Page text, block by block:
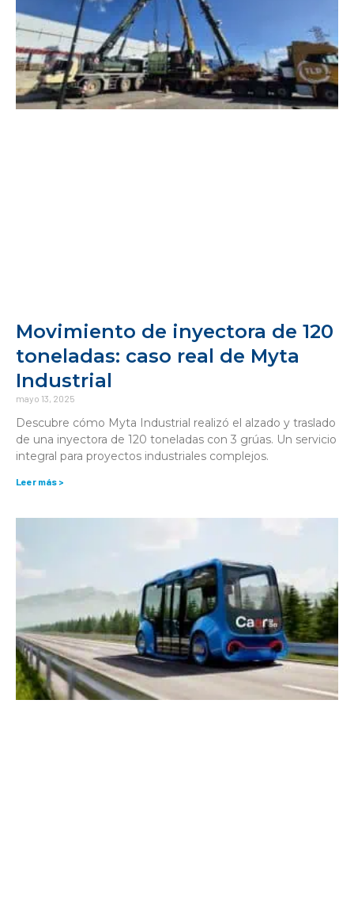
Movimiento de inyectora de 120
toneladas: caso real de Myta
Industrial
mayo 13, 2025
Descubre cómo Myta Industrial realizó el alzado y traslado
de una inyectora de 120 toneladas con 3 grúas. Un servicio
integral para proyectos industriales complejos.
Leer más >